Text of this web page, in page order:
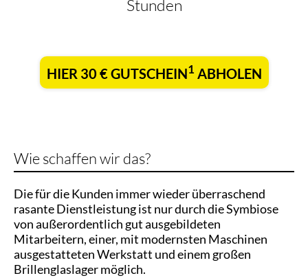
Stunden
HIER 30 € GUTSCHEIN1ABHOLEN
Wie schaffen wir das?
Die für die Kunden immer wieder überraschend
rasante Dienstleistung ist nur durch die Symbiose
von außerordentlich gut ausgebildeten
Mitarbeitern, einer, mit modernsten Maschinen
ausgestatteten Werkstatt und einem großen
Brillenglaslager möglich.